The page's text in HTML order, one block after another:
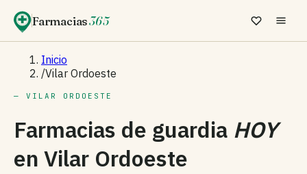
Farmacias365
Inicio
/Vilar Ordoeste
— VILAR ORDOESTE
Farmacias de guardia HOY
en Vilar Ordoeste